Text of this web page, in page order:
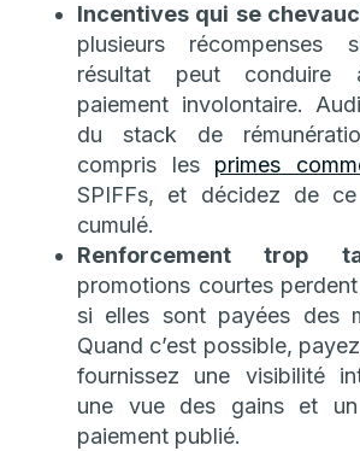
Incentives qui se
plusieurs récompenses
résultat peut
paiement involontaire.
du stack de
compris les primes
SPIFFs, et décidez de
cumulé.
Renforcement trop
promotions courtes
si elles sont payées des
Quand c’est possible,
fournissez une visibilité
une vue des gains et
paiement publié.